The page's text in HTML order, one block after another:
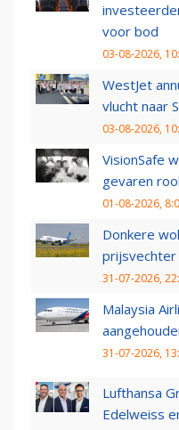
voor bod
03-08-2026,
WestJet
vlucht naar
03-08-2026,
VisionSafe
gevaren
01-08-2026,
Donkere
31-07-2026,
Malaysia
31-07-2026,
Lufthansa
Edelweiss